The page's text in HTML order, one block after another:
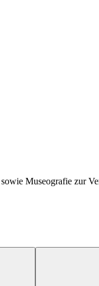
Museografie zur